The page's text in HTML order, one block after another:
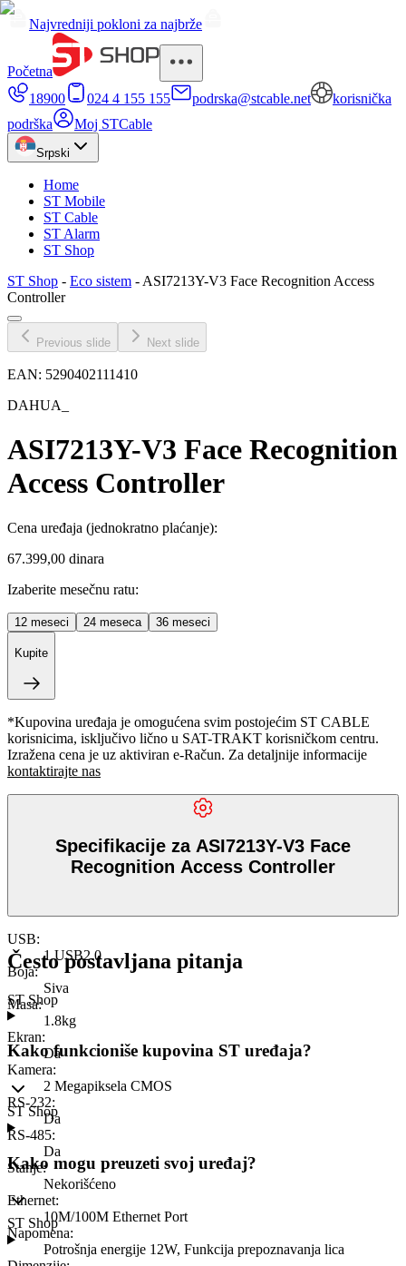
Najvredniji pokloni za najbrže
Početna
18900
024 4 155 155 podrska@stcable.net
korisnička
podrška
Moj STCable
Srpski
Home
ST Mobile
ST Cable
ST Alarm
ST Shop
ST Shop - Eco sistem - ASI7213Y-V3 Face Recognition Access
Controller
Previous slide Next slide
EAN: 5290402111410
DAHUA_
ASI7213Y-V3 Face Recognition
Access Controller
Cena uređaja (jednokratno plaćanje):
67.399,00 dinara
Izaberite mesečnu ratu:
12 meseci 24 meseca 36 meseci
Kupite
*Kupovina uređaja je omogućena svim postojećim ST CABLE
korisnicima, isključivo lično u SAT-TRAKT korisničkom centru.
Izražena cena je uz aktiviran e-Račun. Za detaljnije informacije
kontaktirajte nas
Specifikacije za ASI7213Y-V3 Face
Recognition Access Controller
USB:
1 USB2.0
Boja:
Siva
Masa:
1.8kg
Ekran:
Da
Kamera:
2 Megapiksela CMOS
RS-232:
Da
RS-485:
Da
Stanje:
Nekorišćeno
Ethernet:
10M/100M Ethernet Port
Napomena:
Potrošnja energije 12W, Funkcija prepoznavanja lica
Često postavljana pitanja
ST Shop
Kako funkcioniše kupovina ST uređaja?
ST Shop
Kako mogu preuzeti svoj uređaj?
ST Shop